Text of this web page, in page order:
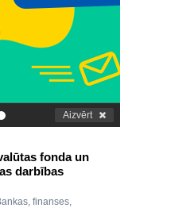
. Aizvērt
fonda un
darbības
finanses,